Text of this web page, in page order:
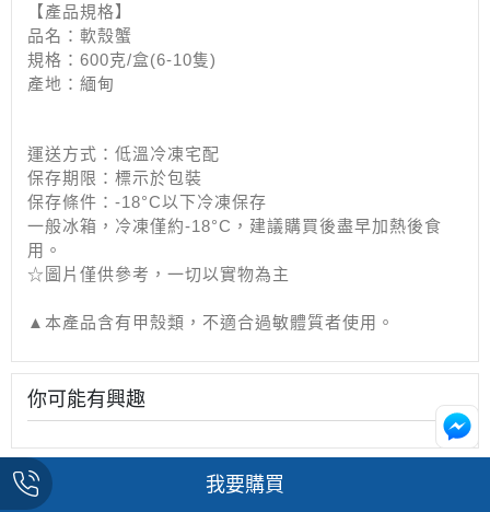
【產品規格】
品名：軟殼蟹
規格：600克/盒(6-10隻)
產地：緬甸
運送方式：低溫冷凍宅配
保存期限：標示於包裝
保存條件：-18°C以下冷凍保存
一般冰箱，冷凍僅約-18°C，建議購買後盡早加熱後食
用。
☆圖片僅供參考，一切以實物為主
▲本產品含有甲殼類，不適合過敏體質者使用。
你可能有興趣
我要購買